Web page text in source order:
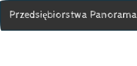
Przedsiębiorstwa Panorama